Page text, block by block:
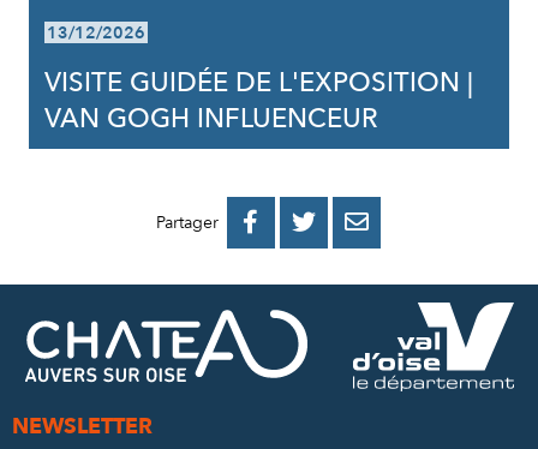
13/12/2026
VISITE GUIDÉE DE L'EXPOSITION |
VAN GOGH INFLUENCEUR
Partager 
PARTAGER
FACEBOOK
PARTAGER
PARTAGER
MAIL
NEWSLETTER